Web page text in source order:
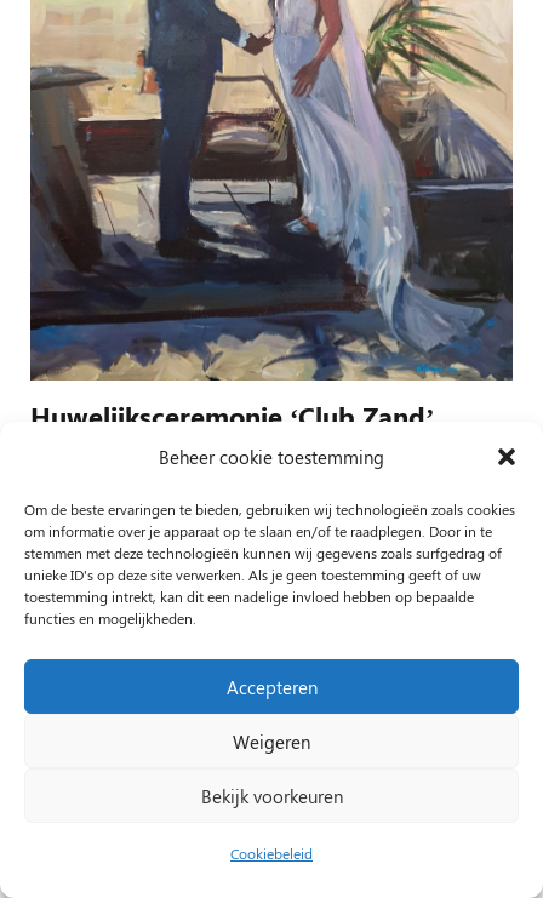
Beheer cookie toestemming
Om de beste ervaringen te bieden, gebruiken wij technologieën zoals cookies
om informatie over je apparaat op te slaan en/of te raadplegen. Door in te
stemmen met deze technologieën kunnen wij gegevens zoals surfgedrag of
unieke ID's op deze site verwerken. Als je geen toestemming geeft of uw
toestemming intrekt, kan dit een nadelige invloed hebben op bepaalde
functies en mogelijkheden.
Accepteren
Weigeren
Bekijk voorkeuren
Cookiebeleid
Huwelijksceremonie ‘Club Zand’,
Castricum, 80x100cm, 2024
Schilderij 80x100cm Huwelijksceremonie ‘Club Zand’,
Castricum, 2024 .. tja, pal aan het strand en prachtig
zonovergoten weer .. starten maar .. deze situatie viel
geheel samen met hun wens, en…